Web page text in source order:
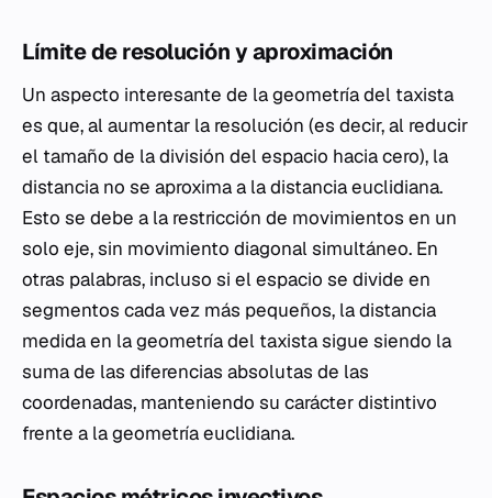
Límite de resolución y aproximación
Un aspecto interesante de la geometría del taxista
es que, al aumentar la resolución (es decir, al reducir
el tamaño de la división del espacio hacia cero), la
distancia no se aproxima a la distancia euclidiana.
Esto se debe a la restricción de movimientos en un
solo eje, sin movimiento diagonal simultáneo. En
otras palabras, incluso si el espacio se divide en
segmentos cada vez más pequeños, la distancia
medida en la geometría del taxista sigue siendo la
suma de las diferencias absolutas de las
coordenadas, manteniendo su carácter distintivo
frente a la geometría euclidiana.